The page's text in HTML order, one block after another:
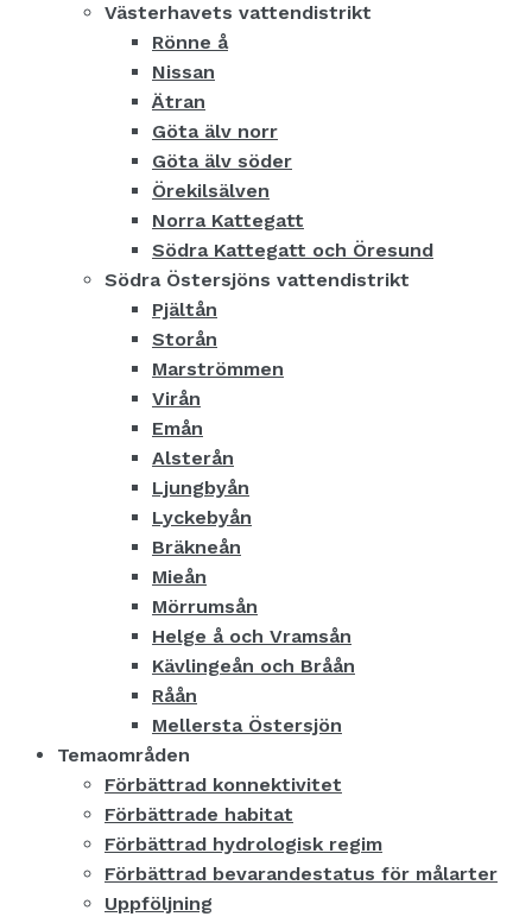
Västerhavets vattendistrikt
Rönne å
Nissan
Ätran
Göta älv norr
Göta älv söder
Örekilsälven
Norra Kattegatt
Södra Kattegatt och Öresund
Södra Östersjöns vattendistrikt
Pjältån
Storån
Marströmmen
Virån
Emån
Alsterån
Ljungbyån
Lyckebyån
Bräkneån
Mieån
Mörrumsån
Helge å och Vramsån
Kävlingeån och Bråån
Råån
Mellersta Östersjön
Temaområden
Förbättrad konnektivitet
Förbättrade habitat
Förbättrad hydrologisk regim
Förbättrad bevarandestatus för målarter
Uppföljning